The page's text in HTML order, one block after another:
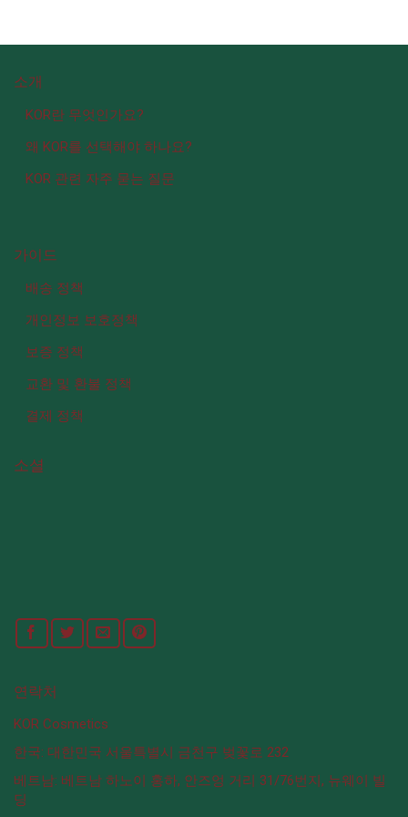
소개
KOR란 무엇인가요?
왜 KOR를 선택해야 하나요?
KOR 관련 자주 묻는 질문
가이드
배송 정책
개인정보 보호정책
보증 정책
교환 및 환불 정책
결제 정책
소셜
연락처
KOR Cosmetics
한국: 대한민국 서울특별시 금천구 벚꽃로 232
베트남: 베트남 하노이 홍하, 안즈엉 거리 31/76번지, 뉴웨이 빌
딩